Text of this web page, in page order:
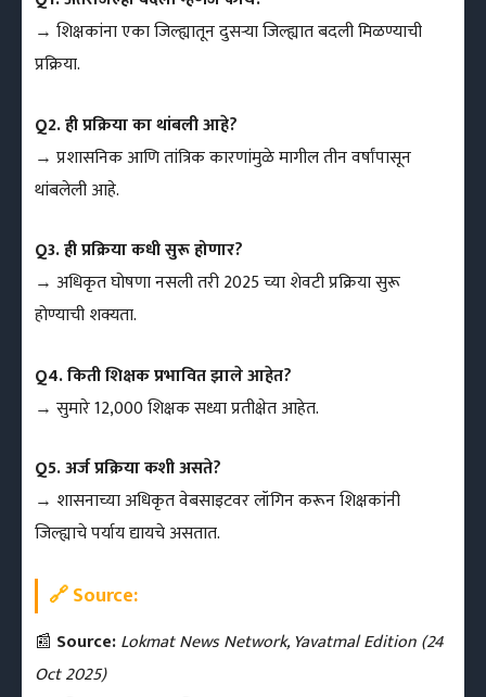
→ शिक्षकांना एका जिल्ह्यातून दुसऱ्या जिल्ह्यात बदली मिळण्याची
प्रक्रिया.
Q2. ही प्रक्रिया का थांबली आहे?
→ प्रशासनिक आणि तांत्रिक कारणांमुळे मागील तीन वर्षांपासून
थांबलेली आहे.
Q3. ही प्रक्रिया कधी सुरू होणार?
→ अधिकृत घोषणा नसली तरी 2025 च्या शेवटी प्रक्रिया सुरू
होण्याची शक्यता.
Q4. किती शिक्षक प्रभावित झाले आहेत?
→ सुमारे 12,000 शिक्षक सध्या प्रतीक्षेत आहेत.
Q5. अर्ज प्रक्रिया कशी असते?
→ शासनाच्या अधिकृत वेबसाइटवर लॉगिन करून शिक्षकांनी
जिल्ह्याचे पर्याय द्यायचे असतात.
🔗Source:
📰 Source:Lokmat News Network, Yavatmal Edition (24
Oct 2025)